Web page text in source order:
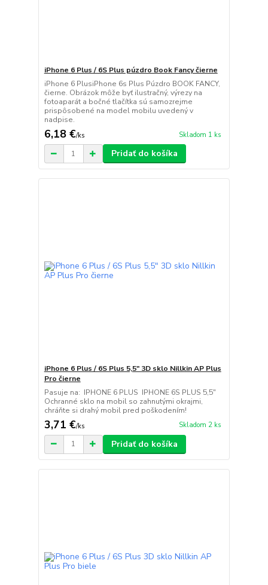
iPhone 6 Plus / 6S Plus púzdro Book Fancy čierne
iPhone 6 PlusiPhone 6s Plus Púzdro BOOK FANCY,
čierne. Obrázok môže byť ilustračný, výrezy na
fotoaparát a bočné tlačítka sú samozrejme
prispôsobené na model mobilu uvedený v
nadpise.
6,18 €/ks Skladom 1 ks
Pridať do košíka
iPhone 6 Plus / 6S Plus 5,5" 3D sklo Nillkin AP Plus
Pro čierne
Pasuje na: IPHONE 6 PLUS IPHONE 6S PLUS 5,5"
Ochranné sklo na mobil so zahnutými okrajmi,
chráňte si drahý mobil pred poškodením!
3,71 €/ks Skladom 2 ks
Pridať do košíka